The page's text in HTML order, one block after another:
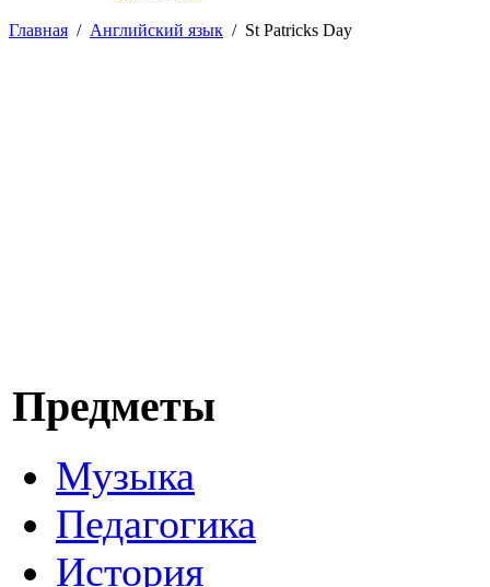
Главная / Английский язык / St Patricks Day
Предметы
Музыка
Педагогика
История